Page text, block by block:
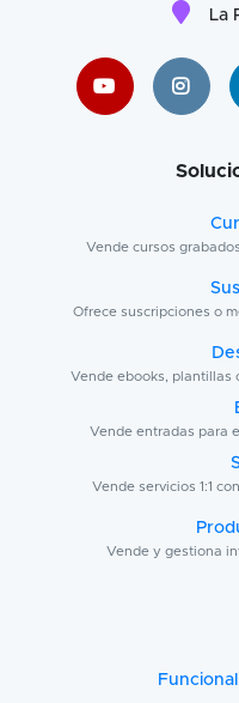
La
Vende cursos
Ofrece suscripciones o
Vende ebooks, plantillas
Vende entradas para
Vende servicios 1:1
Vende y gestiona